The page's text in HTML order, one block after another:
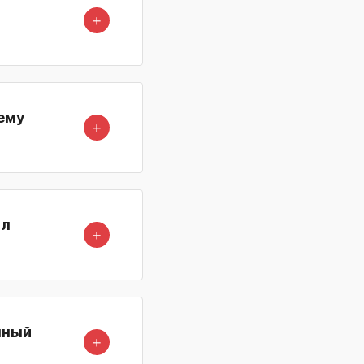
＋
＋
＋
＋